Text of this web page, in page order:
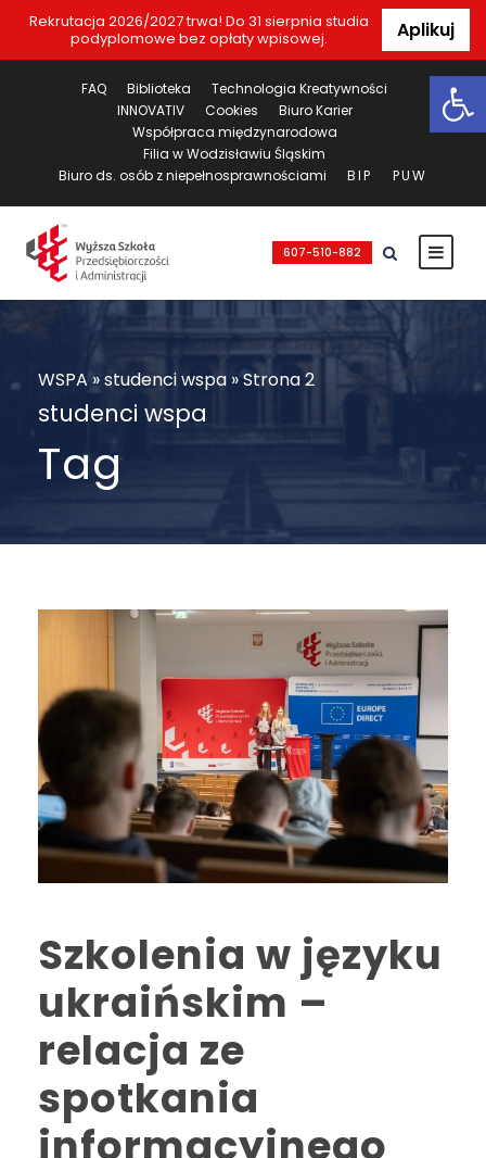
Rekrutacja 2026/2027 trwa! Do 31 sierpnia studia
podyplomowe bez opłaty wpisowej.
Aplikuj
FAQ Biblioteka
Technologia Kreatywności
INNOVATIV
Cookies
Biuro Karier
Współpraca międzynarodowa
Filia w Wodzisławiu Śląskim
Biuro ds. osób z niepełnosprawnościami
BIP PUW
607-510-882
WSPA »studenci wspa »Strona 2
studenci wspa
Tag
Szkolenia w języku
ukraińskim –
relacja ze
spotkania
informacyjnego